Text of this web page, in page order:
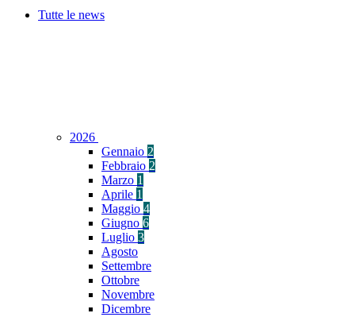
Tutte le news
2026
Gennaio 2
Febbraio 2
Marzo 1
Aprile 1
Maggio 4
Giugno 6
Luglio 3
Agosto
Settembre
Ottobre
Novembre
Dicembre